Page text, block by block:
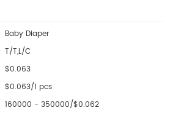
Baby Diaper
T/T,L/C
$0.063
$0.063/1 pcs
160000 - 350000/$0.062